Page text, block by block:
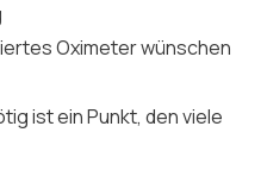
Oximeter wünschen
ist ein Punkt, den viele